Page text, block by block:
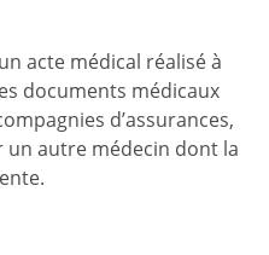
acte médical réalisé à
documents médicaux
d’assurances,
un autre médecin dont la